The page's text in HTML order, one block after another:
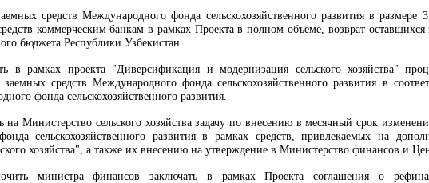
средств Международного фонда сельскохозяйственного развития в
коммерческим банкам в рамках Проекта в полном объеме, возврат
бюджета Республики Узбекистан.
в рамках проекта "Диверсификация и модернизация сельского хозяйства"
заемных средств Международного фонда сельскохозяйственного развития в
фонда сельскохозяйственного развития.
на Министерство сельского хозяйства задачу по внесению в месячный срок
сельскохозяйственного развития в рамках средств, привлекаемых на
хозяйства", а также их внесению на утверждение в Министерство финансов и
министра финансов заключать в рамках Проекта соглашения о